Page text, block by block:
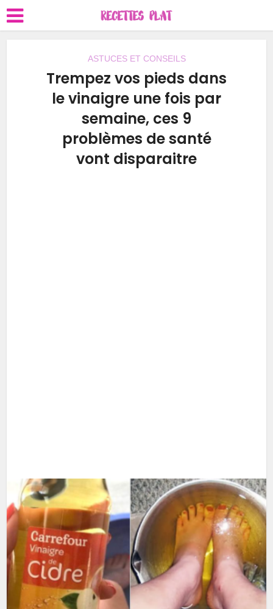
ASTUCES ET CONSEILS
Trempez vos pieds dans
le vinaigre une fois par
semaine, ces 9
problèmes de santé
vont disparaitre